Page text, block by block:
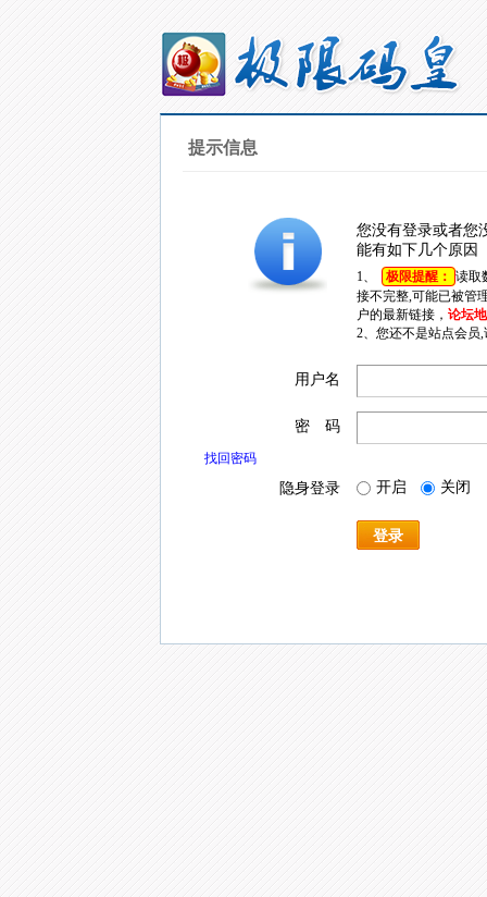
提示信息
您没有登录或者您
能有如下几个原因
1、 极限提醒： 读取
接不完整,可能已被管
户的最新链接， 论坛
2、您还不是站点会员
用户名
密 码
找回密码
隐身登录 开启 关闭
登录